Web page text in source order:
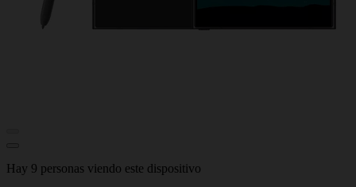
Hay 9 personas viendo este dispositivo